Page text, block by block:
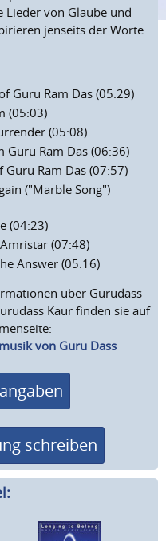
Lieder von Glaube und
jenseits der Worte.
Guru Ram Das (05:29)
(05:03)
(05:08)
Guru Ram Das (06:36)
Guru Ram Das (07:57)
("Marble Song")
(04:23)
(07:48)
Answer (05:16)
über Gurudass
Kaur finden sie auf
von Guru Dass
schreiben